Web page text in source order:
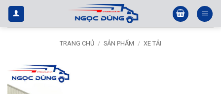
Bỏ
qua
nội
TRANG CHỦ / SẢN PHẨM / XE TẢI